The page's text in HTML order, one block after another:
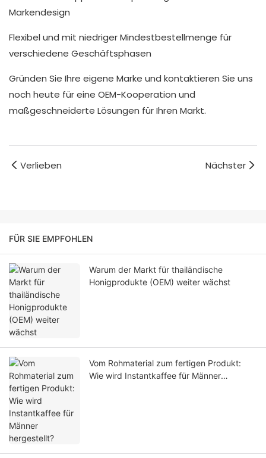
Markendesign
Flexibel und mit niedriger Mindestbestellmenge für
verschiedene Geschäftsphasen
Gründen Sie Ihre eigene Marke und kontaktieren Sie uns
noch heute für eine OEM-Kooperation und
maßgeschneiderte Lösungen für Ihren Markt.
Verlieben Nächster
FÜR SIE EMPFOHLEN
Warum der Markt für thailändische
Honigprodukte (OEM) weiter wächst
Vom Rohmaterial zum fertigen Produkt:
Wie wird Instantkaffee für Männer